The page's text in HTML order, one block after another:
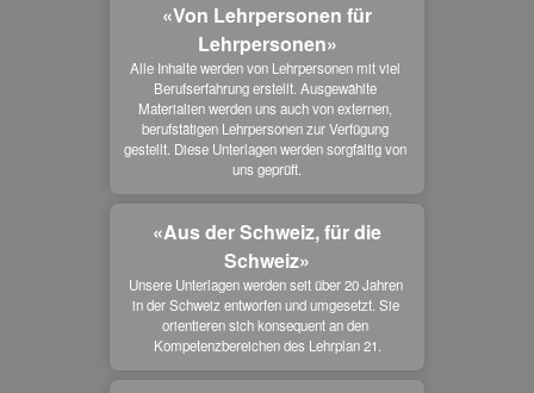
«Von Lehrpersonen für
Lehrpersonen»
Alle Inhalte werden von Lehrpersonen mit viel
Berufserfahrung erstellt. Ausgewählte
Materialien werden uns auch von externen,
berufstätigen Lehrpersonen zur Verfügung
gestellt. Diese Unterlagen werden sorgfältig von
uns geprüft.
«Aus der Schweiz, für die
Schweiz»
Unsere Unterlagen werden seit über 20 Jahren
in der Schweiz entworfen und umgesetzt. Sie
orientieren sich konsequent an den
Kompetenzbereichen des Lehrplan 21.